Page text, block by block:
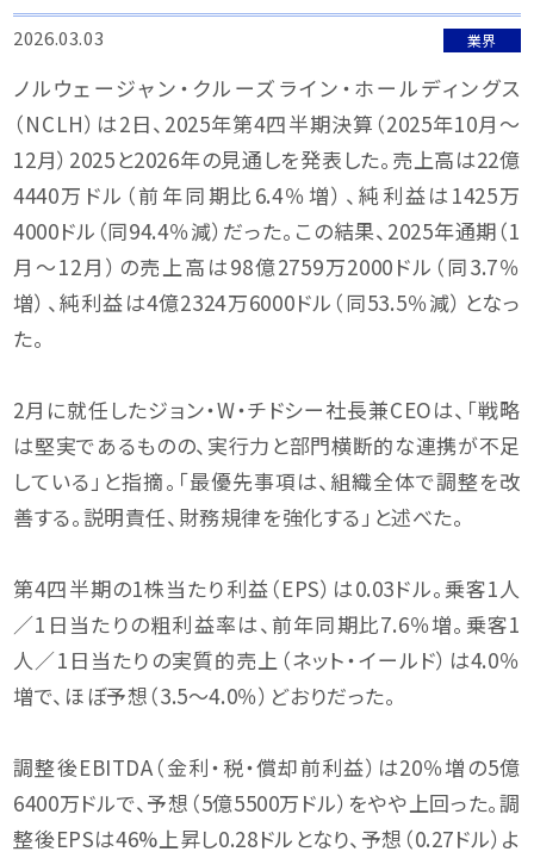
2026.03.03 業界
ノルウェージャン・クルーズライン・ホールディングス
（NCLH）は2日、2025年第4四半期決算（2025年10月〜
12月）2025と2026年の見通しを発表した。売上高は22億
4440万ドル（前年同期比6.4％増）、純利益は1425万
4000ドル（同94.4％減）だった。この結果、2025年通期（1
月〜12月）の売上高は98億2759万2000ドル（同3.7％
増）、純利益は4億2324万6000ドル（同53.5％減）となっ
た。
2月に就任したジョン・W・チドシー社長兼CEOは、「戦略
は堅実であるものの、実行力と部門横断的な連携が不足
している」と指摘。「最優先事項は、組織全体で調整を改
善する。説明責任、財務規律を強化する」と述べた。
第4四半期の1株当たり利益（EPS）は0.03ドル。乗客1人
／1日当たりの粗利益率は、前年同期比7.6％増。乗客1
人／1日当たりの実質的売上（ネット・イールド）は4.0％
増で、ほぼ予想（3.5〜4.0％）どおりだった。
調整後EBITDA（金利・税・償却前利益）は20％増の5億
6400万ドルで、予想（5億5500万ドル）をやや上回った。調
整後EPSは46%上昇し0.28ドルとなり、予想（0.27ドル）よ